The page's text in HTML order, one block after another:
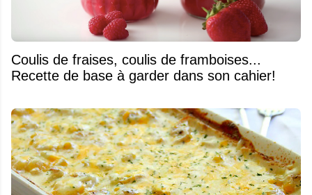
Coulis de fraises, coulis de framboises...
Recette de base à garder dans son cahier!